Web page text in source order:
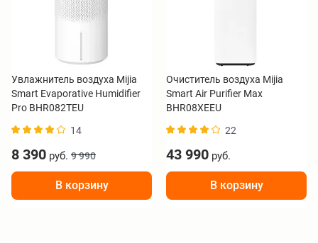
Увлажнитель воздуха Mijia
Smart Evaporative Humidifier
Pro BHR082TEU
14
8 390 руб. 9 990
В корзину
Очиститель воздуха Mijia
Smart Air Purifier Max
BHR08XEEU
22
43 990 руб.
В корзину